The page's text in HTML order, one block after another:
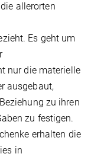
allerorten
Es geht um
nur die materielle
ausgebaut,
zu ihren
zu festigen.
erhalten die
in